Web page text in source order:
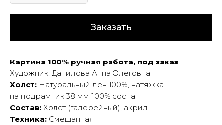
Заказать
Картина 100% ручная работа, под заказ
Художник: Данилова Анна Олеговна
Холст: Натуральный лён 100%, натяжка
на подрамник 38 мм 100% сосна
Состав: Холст (галерейный), акрил
Техника: Смешанная